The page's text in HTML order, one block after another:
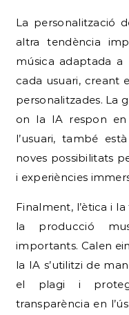
La personalització
altra tendència
música adaptada a
cada usuari, creant
personalitzades. La
on la IA respon
l’usuari, també
noves possibilitats
i experiències
Finalment, l’ètica i
la producció
importants. Calen
la IA s’utilitzi de
el plagi i
transparència en